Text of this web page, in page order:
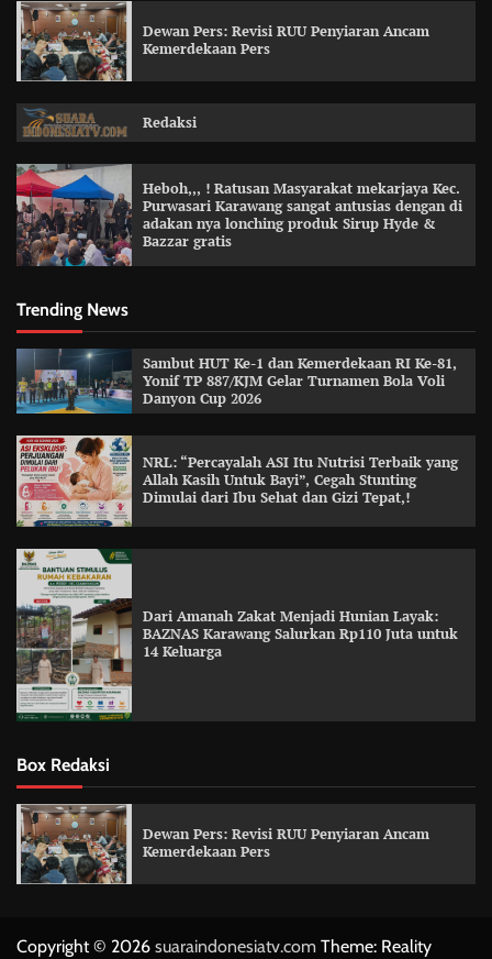
Dewan Pers: Revisi RUU Penyiaran Ancam
Kemerdekaan Pers
Redaksi
Heboh,,, ! Ratusan Masyarakat mekarjaya Kec.
Purwasari Karawang sangat antusias dengan di
adakan nya lonching produk Sirup Hyde &
Bazzar gratis
Trending News
Sambut HUT Ke-1 dan Kemerdekaan RI Ke-81,
Yonif TP 887/KJM Gelar Turnamen Bola Voli
Danyon Cup 2026
NRL: “Percayalah ASI Itu Nutrisi Terbaik yang
Allah Kasih Untuk Bayi”, Cegah Stunting
Dimulai dari Ibu Sehat dan Gizi Tepat,!
Dari Amanah Zakat Menjadi Hunian Layak:
BAZNAS Karawang Salurkan Rp110 Juta untuk
14 Keluarga
Box Redaksi
Dewan Pers: Revisi RUU Penyiaran Ancam
Kemerdekaan Pers
Copyright © 2026 suaraindonesiatv.com Theme: Reality